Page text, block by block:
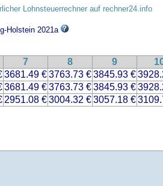
Lohnsteuerrechner auf rechner24.info
Holstein 2021a
7 8 9
3681.49 €3763.73 €3845.93 €
3681.49 €3763.73 €3845.93 €
2951.08 €3004.32 €3057.18 €